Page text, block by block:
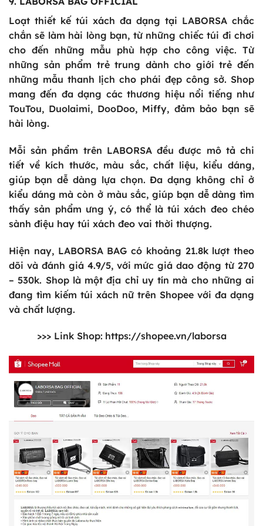
Loạt thiết kế túi xách đa dạng tại LABORSA chắc
chắn sẽ làm hài lòng bạn, từ những chiếc túi đi chơi
cho đến những mẫu phù hợp cho công việc. Từ
những sản phẩm trẻ trung dành cho giới trẻ đến
những mẫu thanh lịch cho phái đẹp công sở. Shop
mang đến đa dạng các thương hiệu nổi tiếng như
TouTou, Duolaimi, DooDoo, Miffy, đảm bảo bạn sẽ
hài lòng.
Mỗi sản phẩm trên LABORSA đều được mô tả chi
tiết về kích thước, màu sắc, chất liệu, kiểu dáng,
giúp bạn dễ dàng lựa chọn. Đa dạng không chỉ ở
kiểu dáng mà còn ở màu sắc, giúp bạn dễ dàng tìm
thấy sản phẩm ưng ý, có thể là túi xách đeo chéo
sành điệu hay túi xách đeo vai thời thượng.
Hiện nay, LABORSA BAG có khoảng 21.8k lượt theo
dõi và đánh giá 4.9/5, với mức giá dao động từ 270
– 530k. Shop là một địa chỉ uy tín mà cho những ai
đang tìm kiếm túi xách nữ trên Shopee với đa dạng
và chất lượng.
>>> Link Shop: https://shopee.vn/laborsa